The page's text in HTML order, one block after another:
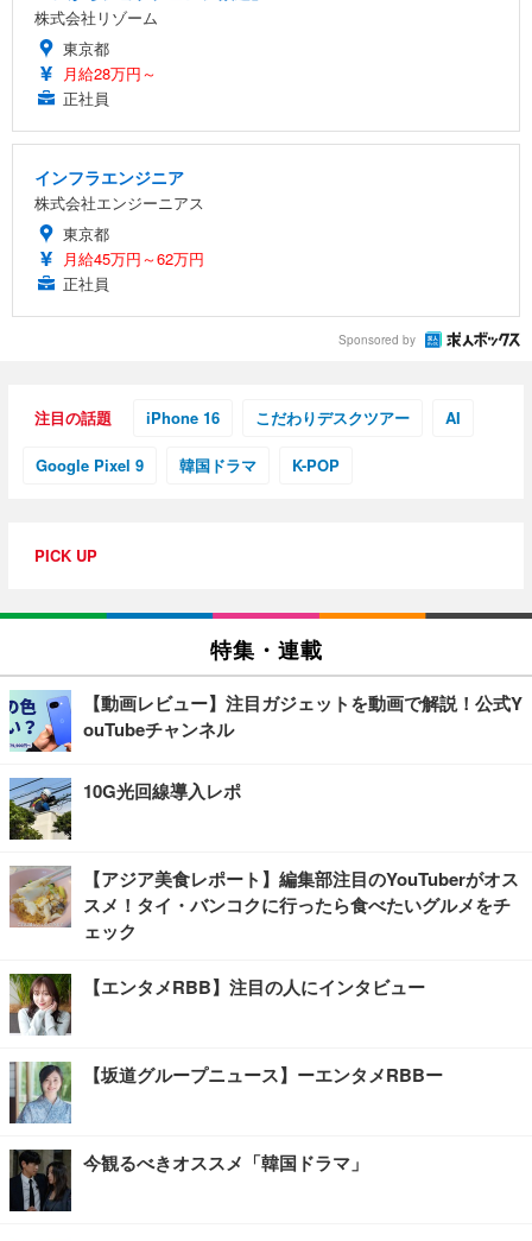
株式会社リゾーム
東京都
月給28万円～
正社員
インフラエンジニア
株式会社エンジーニアス
東京都
月給45万円～62万円
正社員
Sponsored by
注目の話題 iPhone 16 こだわりデスクツアー AI
Google Pixel 9 韓国ドラマ K-POP
PICK UP
特集・連載
【動画レビュー】注目ガジェットを動画で解説！公式Y
ouTubeチャンネル
10G光回線導入レポ
【アジア美食レポート】編集部注目のYouTuberがオス
スメ！タイ・バンコクに行ったら食べたいグルメをチ
ェック
【エンタメRBB】注目の人にインタビュー
【坂道グループニュース】ーエンタメRBBー
今観るべきオススメ「韓国ドラマ」